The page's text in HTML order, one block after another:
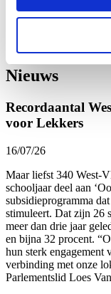
Klikhierom de
Nieuws
Recordaantal
voor Lekkers
16/07/26
Maar liefst 340 West-
schooljaar deel aan
subsidieprogramma
stimuleert. Dat zijn 26
meer dan drie jaar
en bijna 32 procent.
hun sterk engagement
verbinding met onze
Parlementslid Loes